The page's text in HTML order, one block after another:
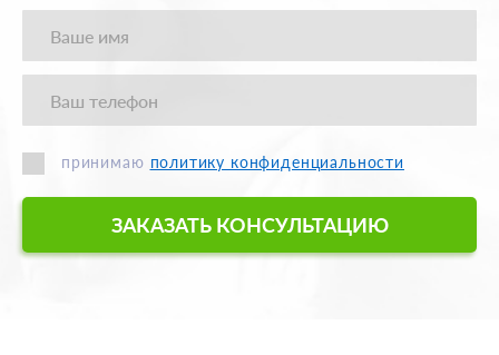
принимаю политику конфиденциальности
ЗАКАЗАТЬ КОНСУЛЬТАЦИЮ